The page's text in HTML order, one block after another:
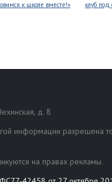
к школе вместе!»
клуб
д. 8
информации разрешена
на правах рекламы.